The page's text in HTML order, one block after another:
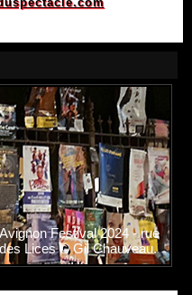
Avignon Festival 2024 - rue
des Lices © Gil Chauveau.